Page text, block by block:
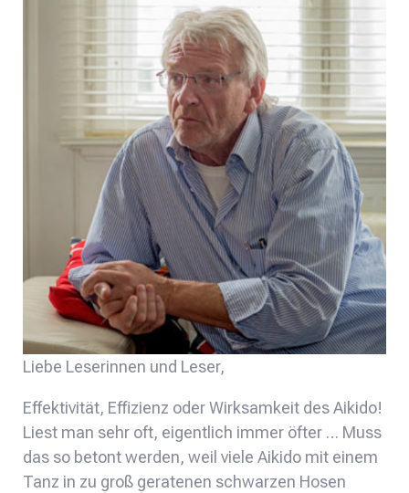
Liebe Leserinnen und Leser,
Effektivität, Effizienz oder Wirksamkeit des Aikido!
Liest man sehr oft, eigentlich immer öfter … Muss
das so betont werden, weil viele Aikido mit einem
Tanz in zu groß geratenen schwarzen Hosen